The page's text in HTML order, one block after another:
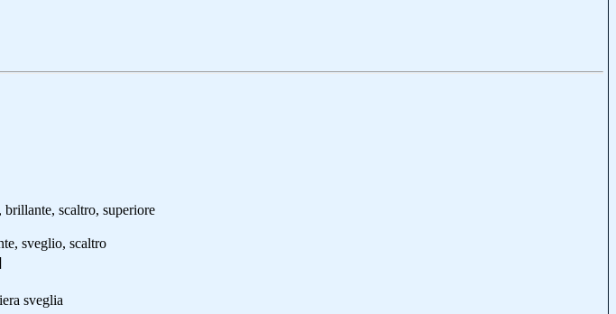
scaltro, superiore
sveglio, scaltro
sveglia